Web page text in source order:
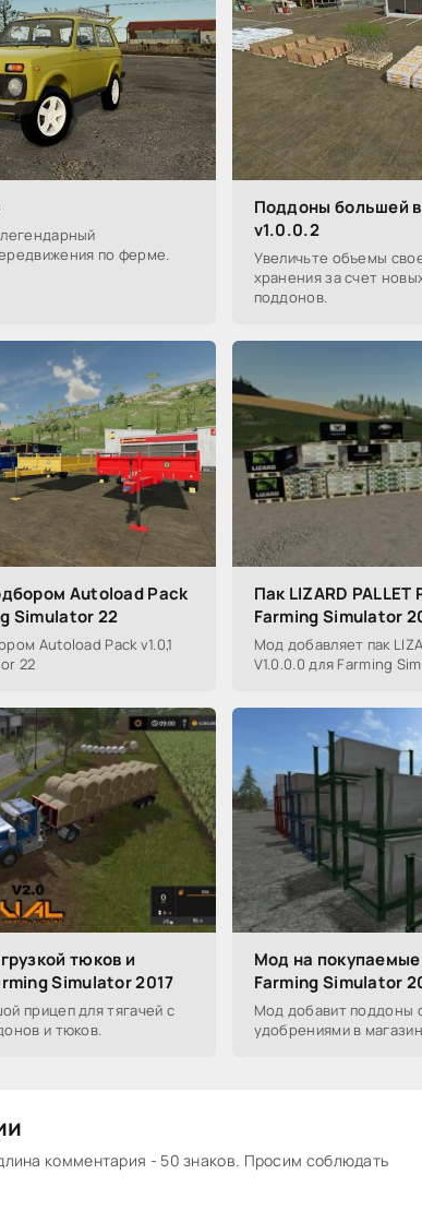
по ферме.
Поддоны большей
v1.0.0.2
Увеличьте объемы
хранения за счет
поддонов.
Autoload Pack
Simulator 22
Autoload Pack v1.0,1
22
Пак LIZARD
Farming Simulator
Мод добавляет пак
V1.0.0.0 для Farming
тюков и
Simulator 2017
прицеп для тягачей с
и тюков.
Мод на
Farming Simulator
Мод добавит поддоны
удобрениями в
комментария - 50 знаков. Просим соблюдать